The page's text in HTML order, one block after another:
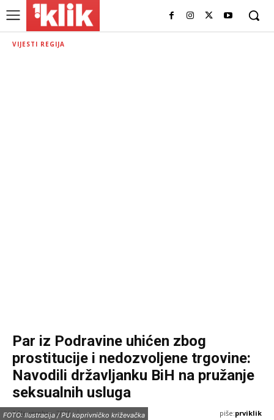
VIJESTI REGIJA
Par iz Podravine uhićen zbog
prostitucije i nedozvoljene trgovine:
Navodili državljanku BiH na pružanje
seksualnih usluga
1 Novembra, 2025 piše:prviklik
FOTO: Ilustracija / PU koprivničko križevačka